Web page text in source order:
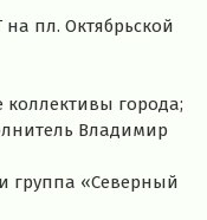
пл. Октябрьской
коллективы города;
Владимир
группа «Северный